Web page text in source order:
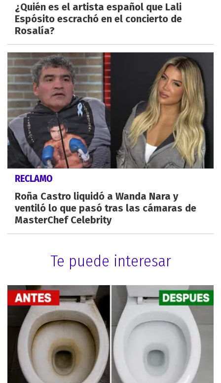
¿Quién es el artista español que Lali
Espósito escrachó en el concierto de
Rosalía?
RECLAMO
Roña Castro liquidó a Wanda Nara y
ventiló lo que pasó tras las cámaras de
MasterChef Celebrity
Te puede interesar